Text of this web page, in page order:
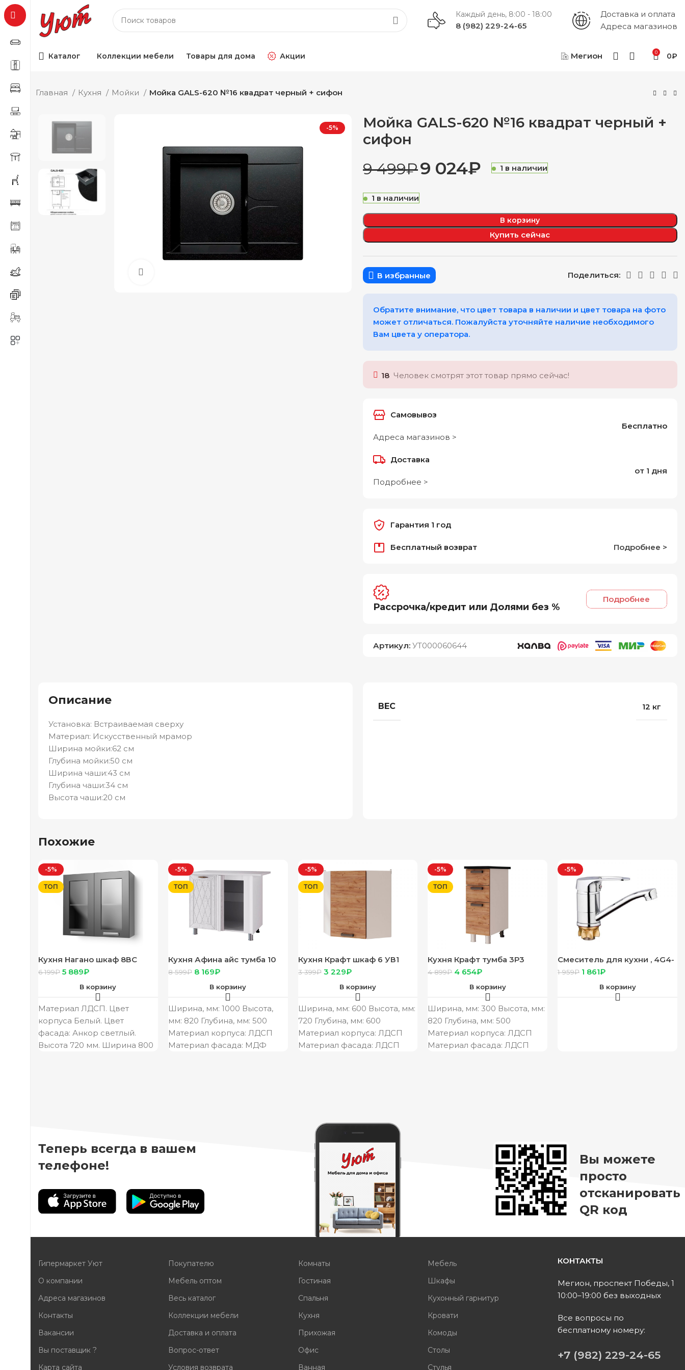
Каждый день, 8:00 - 18:00
8 (982) 229-24-65
Доставка и оплата
Адреса магазинов
Каталог Коллекции мебели Товары для дома Акции Мегион 0 0₽
Главная Кухня Мойки Мойка GALS-620 №16 квадрат черный + сифон
-5%
Мойка GALS-620 №16 квадрат черный +
сифон
9 499₽9 024₽ 1 в наличии
1 в наличии
В корзину
Купить сейчас
В избранные Поделиться:
Обратите внимание, что цвет товара в наличии и цвет товара на фото
может отличаться. Пожалуйста уточняйте наличие необходимого
Вам цвета у оператора.
18 Человек смотрят этот товар прямо сейчас!
Самовывоз
Адреса магазинов >
Бесплатно
Доставка
Подробнее >
от 1 дня
Гарантия 1 год
Бесплатный возврат Подробнее >
Рассрочка/кредит или Долями без %
Подробнее
Артикул: УТ000060644
Описание
Установка: Встраиваемая сверху
Материал: Искусственный мрамор
Ширина мойки:62 см
Глубина мойки:50 см
Ширина чаши:43 см
Глубина чаши:34 см
Высота чаши:20 см
ВЕС 12 кг
Похожие
-5%
ТОП
Кухня Нагано шкаф 8ВС
корпус белый, фасад 8ВС
анкор св
6 199₽ 5 889₽
В корзину
Материал ЛДСП. Цвет
корпуса Белый. Цвет
фасада: Анкор светлый.
Высота 720 мм. Ширина 800
-5%
ТОП
Кухня Афина айс тумба 10
Ур2 корп белый, фасад 10
УР2 Афина айс, стол 1,0
8 599₽ 8 169₽
В корзину
Ширина, мм: 1000 Высота,
мм: 820 Глубина, мм: 500
Материал корпуса: ЛДСП
Материал фасада: МДФ
-5%
ТОП
Кухня Крафт шкаф 6 УВ1
корпус белый, фасад 6УВ1
3 399₽ 3 229₽
В корзину
Ширина, мм: 600 Высота, мм:
720 Глубина, мм: 600
Материал корпуса: ЛДСП
Материал фасада: ЛДСП
-5%
ТОП
Кухня Крафт тумба 3Р3
корпус белый, фасад 3Р3
стол 0,3
4 899₽ 4 654₽
В корзину
Ширина, мм: 300 Высота, мм:
820 Глубина, мм: 500
Материал корпуса: ЛДСП
Материал фасада: ЛДСП
-5%
Смеситель для кухни , 4G4-
В018
1 959₽ 1 861₽
В корзину
Теперь всегда в вашем
телефоне!
Вы можете
просто
отсканировать
QR код
Гипермаркет Уют
О компании
Адреса магазинов
Контакты
Вакансии
Вы поставщик ?
Карта сайта
Покупателю
Мебель оптом
Весь каталог
Коллекции мебели
Доставка и оплата
Вопрос-ответ
Условия возврата
Комнаты
Гостиная
Спальня
Кухня
Прихожая
Офис
Ванная
Мебель
Шкафы
Кухонный гарнитур
Кровати
Комоды
Столы
Стулья
КОНТАКТЫ
Мегион, проспект Победы, 1
10:00–19:00 без выходных
Все вопросы по
бесплатному номеру:
+7 (982) 229-24-65